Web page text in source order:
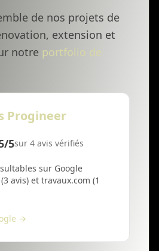
de nos projets de
extension et
notre portfolio de
Progineer
5sur 4 avis vérifiés
sur Google
avis) et travaux.com (1
→